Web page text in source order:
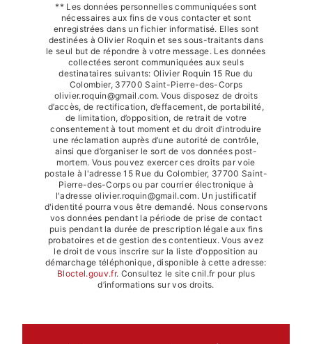
** Les données personnelles communiquées sont
nécessaires aux fins de vous contacter et sont
enregistrées dans un fichier informatisé. Elles sont
destinées à Olivier Roquin et ses sous-traitants dans
le seul but de répondre à votre message. Les données
collectées seront communiquées aux seuls
destinataires suivants: Olivier Roquin 15 Rue du
Colombier, 37700 Saint-Pierre-des-Corps
olivier.roquin@gmail.com. Vous disposez de droits
d’accès, de rectification, d’effacement, de portabilité,
de limitation, d’opposition, de retrait de votre
consentement à tout moment et du droit d’introduire
une réclamation auprès d’une autorité de contrôle,
ainsi que d’organiser le sort de vos données post-
mortem. Vous pouvez exercer ces droits par voie
postale à l'adresse 15 Rue du Colombier, 37700 Saint-
Pierre-des-Corps ou par courrier électronique à
l'adresse olivier.roquin@gmail.com. Un justificatif
d'identité pourra vous être demandé. Nous conservons
vos données pendant la période de prise de contact
puis pendant la durée de prescription légale aux fins
probatoires et de gestion des contentieux. Vous avez
le droit de vous inscrire sur la liste d'opposition au
démarchage téléphonique, disponible à cette adresse:
Bloctel.gouv.fr. Consultez le site cnil.fr pour plus
d’informations sur vos droits.